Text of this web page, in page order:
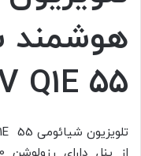
هوشمند
Q1E 55